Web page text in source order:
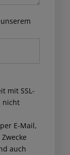
mit SSL-
nicht
E-Mail,
auch